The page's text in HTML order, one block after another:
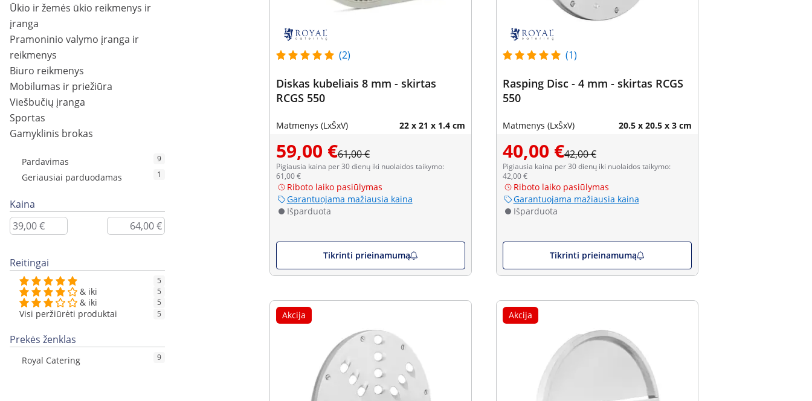
Ūkio ir žemės ūkio reikmenys ir
įranga
Pramoninio valymo įranga ir
reikmenys
Biuro reikmenys
Mobilumas ir priežiūra
Viešbučių įranga
Sportas
Gamyklinis brokas
Pardavimas 9
Geriausiai parduodamas 1
Kaina
Reitingai
5
& iki 5
& iki 5
Visi peržiūrėti produktai 5
Prekės ženklas
Royal Catering 9
(2)
Diskas kubeliais 8 mm - skirtas
RCGS 550
Matmenys (LxŠxV) 22 x 21 x 1.4 cm
59,00 €61,00 €
Pigiausia kaina per 30 dienų iki nuolaidos taikymo:
61,00 €
Riboto laiko pasiūlymas
Garantuojama mažiausia kaina
Išparduota
Tikrinti prieinamumą
(1)
Rasping Disc - 4 mm - skirtas RCGS
550
Matmenys (LxŠxV) 20.5 x 20.5 x 3 cm
40,00 €42,00 €
Pigiausia kaina per 30 dienų iki nuolaidos taikymo:
42,00 €
Riboto laiko pasiūlymas
Garantuojama mažiausia kaina
Išparduota
Tikrinti prieinamumą
Akcija Akcija